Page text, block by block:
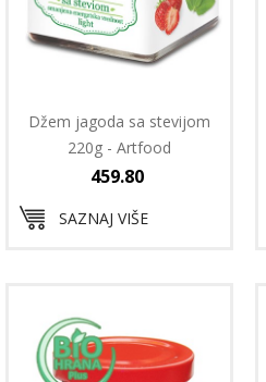
Džem jagoda sa stevijom
220g - Artfood
459.80
SAZNAJ VIŠE